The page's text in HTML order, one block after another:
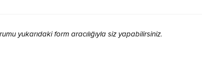
yukarıdaki form aracılığıyla siz yapabilirsiniz.